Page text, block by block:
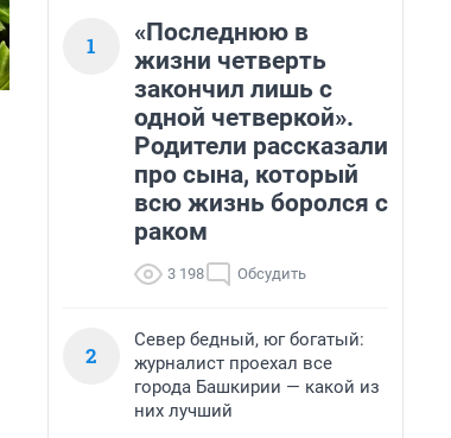
1
«Последнюю в
жизни четверть
закончил лишь с
одной четверкой».
Родители рассказали
про сына, который
всю жизнь боролся с
раком
3 198 Обсудить
2
Север бедный, юг богатый:
журналист проехал все
города Башкирии — какой из
них лучший